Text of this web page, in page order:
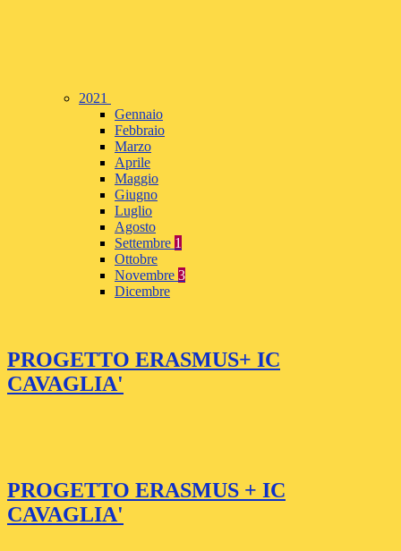
2021
Gennaio
Febbraio
Marzo
Aprile
Maggio
Giugno
Luglio
Agosto
Settembre 1
Ottobre
Novembre 3
Dicembre
PROGETTO ERASMUS+ IC
CAVAGLIA'
PROGETTO ERASMUS + IC
CAVAGLIA'